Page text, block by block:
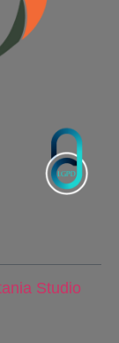
Studio